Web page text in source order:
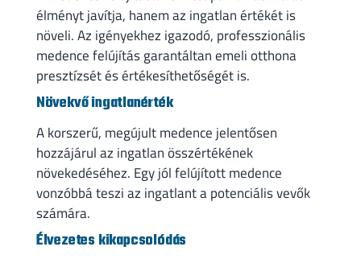
élményt javítja, hanem az ingatlan értékét is
növeli. Az igényekhez igazodó, professzionális
medence felújítás garantáltan emeli otthona
presztízsét és értékesíthetőségét is.
Növekvő ingatlanérték
A korszerű, megújult medence jelentősen
hozzájárul az ingatlan összértékének
növekedéséhez. Egy jól felújított medence
vonzóbbá teszi az ingatlant a potenciális vevők
számára.
Élvezetes kikapcsolódás